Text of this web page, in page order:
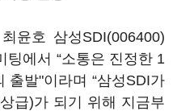
윤호 삼성SDI(006400)
팅에서 “소통은 진정한 1
출발"이라며 “삼성SDI가
급)가 되기 위해 지금부